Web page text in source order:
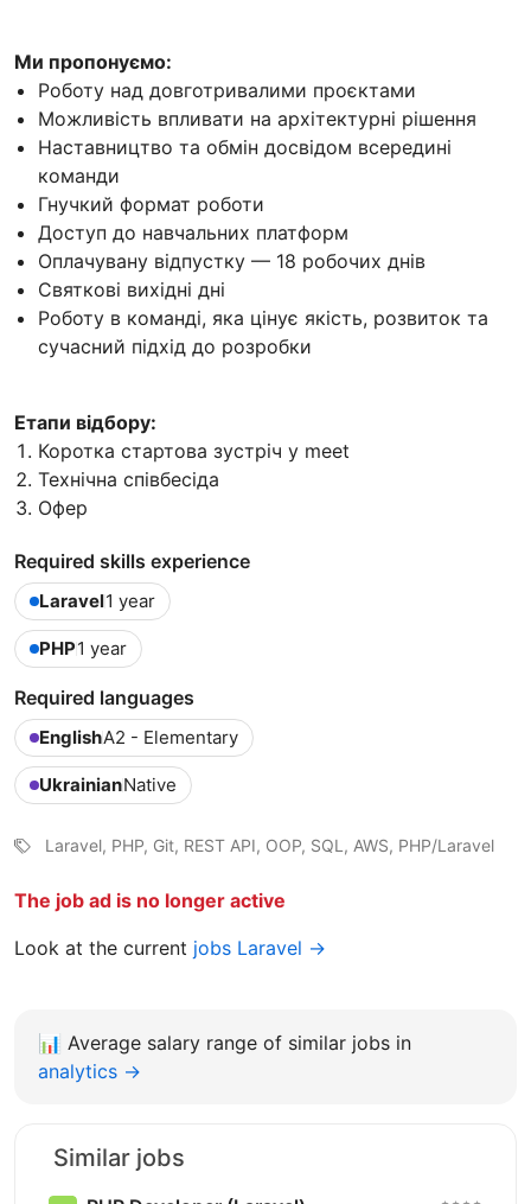
Ми пропонуємо:
Роботу над довготривалими проєктами
Можливість впливати на архітектурні рішення
Наставництво та обмін досвідом всередині
команди
Гнучкий формат роботи
Доступ до навчальних платформ
Оплачувану відпустку — 18 робочих днів
Святкові вихідні дні
Роботу в команді, яка цінує якість, розвиток та
сучасний підхід до розробки
Етапи відбору:
Коротка стартова зустріч у meet
Технічна співбесіда
Офер
Required skills experience
Laravel1 year
PHP1 year
Required languages
EnglishA2 - Elementary
UkrainianNative
Laravel, PHP, Git, REST API, OOP, SQL, AWS, PHP/Laravel
The job ad is no longer active
Look at the current jobs Laravel →
📊 Average salary range of similar jobs in
analytics →
Similar jobs